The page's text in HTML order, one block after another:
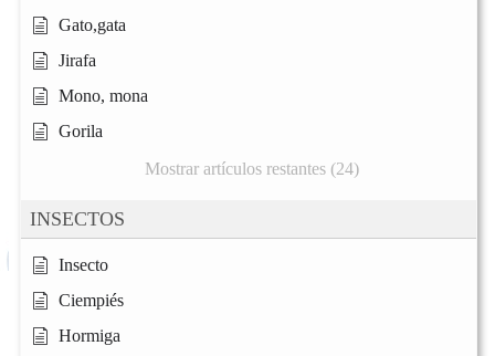
Gato,gata
Jirafa
Mono, mona
Gorila
Mostrar artículos restantes (24)
INSECTOS
Insecto
Ciempiés
Hormiga